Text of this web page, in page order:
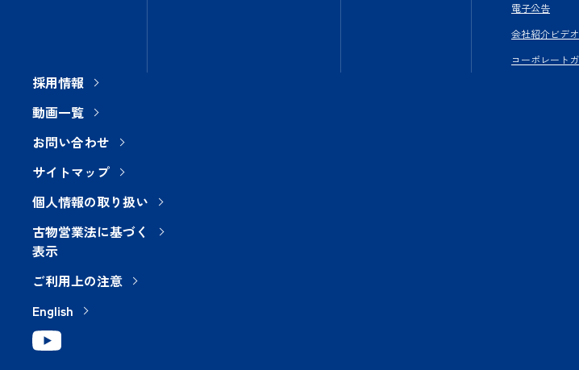
電子公告
会社紹介ビデオ
コーポレート
採用情報
動画一覧
お問い合わせ
サイトマップ
個人情報の取り扱い
古物営業法に基づく
表示
ご利用上の注意
English